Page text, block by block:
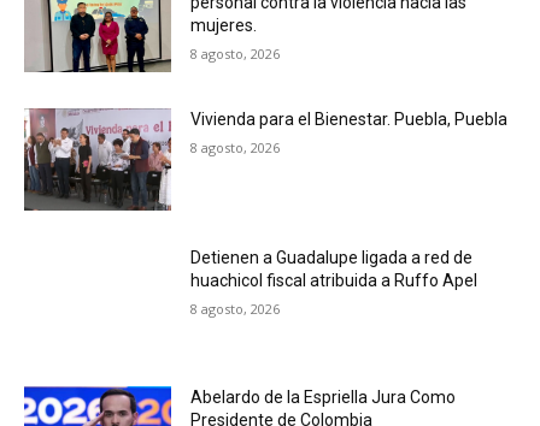
mujeres.
8 agosto, 2026
Vivienda para el Bienestar. Puebla, Puebla
8 agosto, 2026
Detienen a Guadalupe ligada a red de
huachicol fiscal atribuida a Ruffo Apel
8 agosto, 2026
Abelardo de la Espriella Jura Como
Presidente de Colombia